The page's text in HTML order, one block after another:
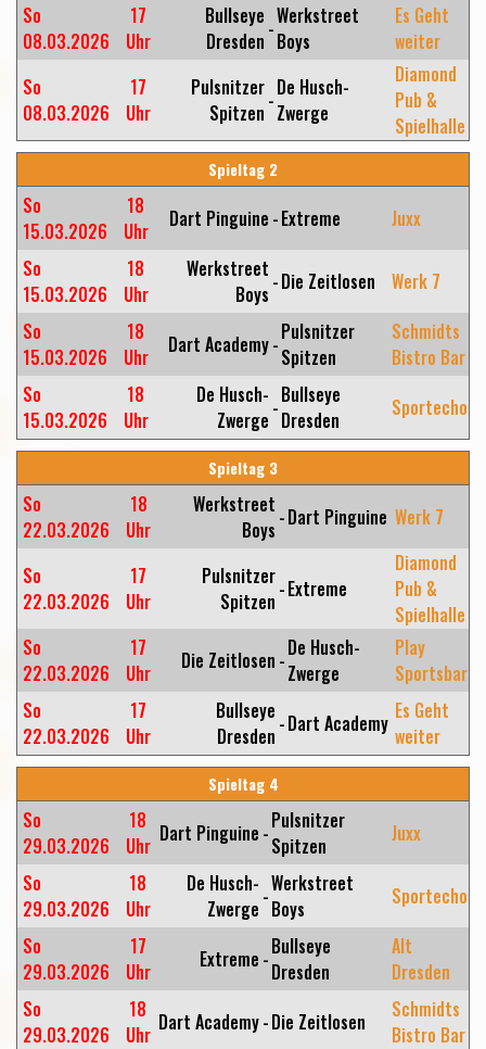
So
08.03.2026
17
Uhr
Bullseye
Dresden -Werkstreet
Boys
Es Geht
weiter
So
08.03.2026
17
Uhr
Pulsnitzer
Spitzen -De Husch-
Zwerge
Diamond
Pub &
Spielhalle
Spieltag 2
So
15.03.2026
18
Uhr
Dart Pinguine -Extreme
Juxx
So
15.03.2026
18
Uhr
Werkstreet
Boys -Die Zeitlosen
Werk 7
So
15.03.2026
18
Uhr
Dart Academy-Pulsnitzer
Spitzen
Schmidts
Bistro Bar
So
15.03.2026
18
Uhr
De Husch-
Zwerge -Bullseye
Dresden
Sportecho
Spieltag 3
So
22.03.2026
18
Uhr
Werkstreet
Boys -Dart Pinguine Werk 7
So
22.03.2026
17
Uhr
Pulsnitzer
Spitzen -Extreme
Diamond
Pub &
Spielhalle
So
22.03.2026
17
Uhr
Die Zeitlosen -De Husch-
Zwerge
Play
Sportsbar
So
22.03.2026
17
Uhr
Bullseye
Dresden -Dart Academy Es Geht
weiter
Spieltag 4
So
29.03.2026
18
Uhr Dart Pinguine -Pulsnitzer
Spitzen
Juxx
So
29.03.2026
18
Uhr
De Husch-
Zwerge -Werkstreet
Boys
Sportecho
So
29.03.2026
17
Uhr
Extreme -Bullseye
Dresden
Alt
Dresden
So
29.03.2026
18
Uhr Dart Academy-Die Zeitlosen
Schmidts
Bistro Bar